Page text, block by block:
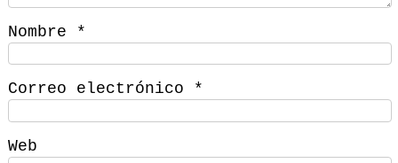
Nombre *
Correo electrónico *
Web